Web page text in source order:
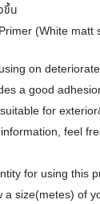
ขึ้น
(White matt
on
a good
for
feel
for using this
a size(metes) of